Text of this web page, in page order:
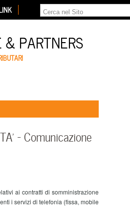
& PARTNERS
– Comunicazione
ai contratti di somministrazione
i servizi di telefonia (fissa, mobile